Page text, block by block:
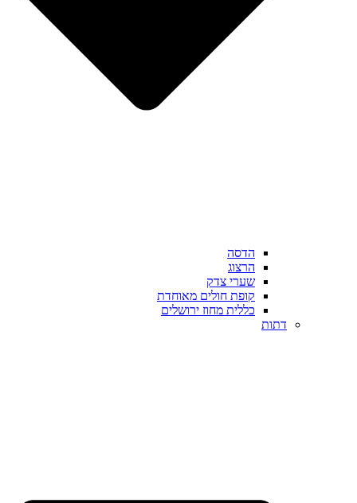
הדסה
הרצוג
שערי צדק
קופת חולים מאוחדת
כללית מחוז ירושלים
דתות